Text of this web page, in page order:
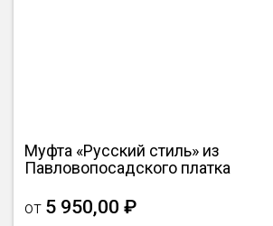
Муфта «Русский стиль» из
Павловопосадского платка
от 5 950,00 ₽